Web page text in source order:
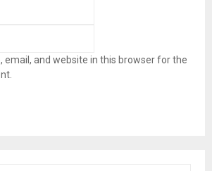
email, and website in this browser for the